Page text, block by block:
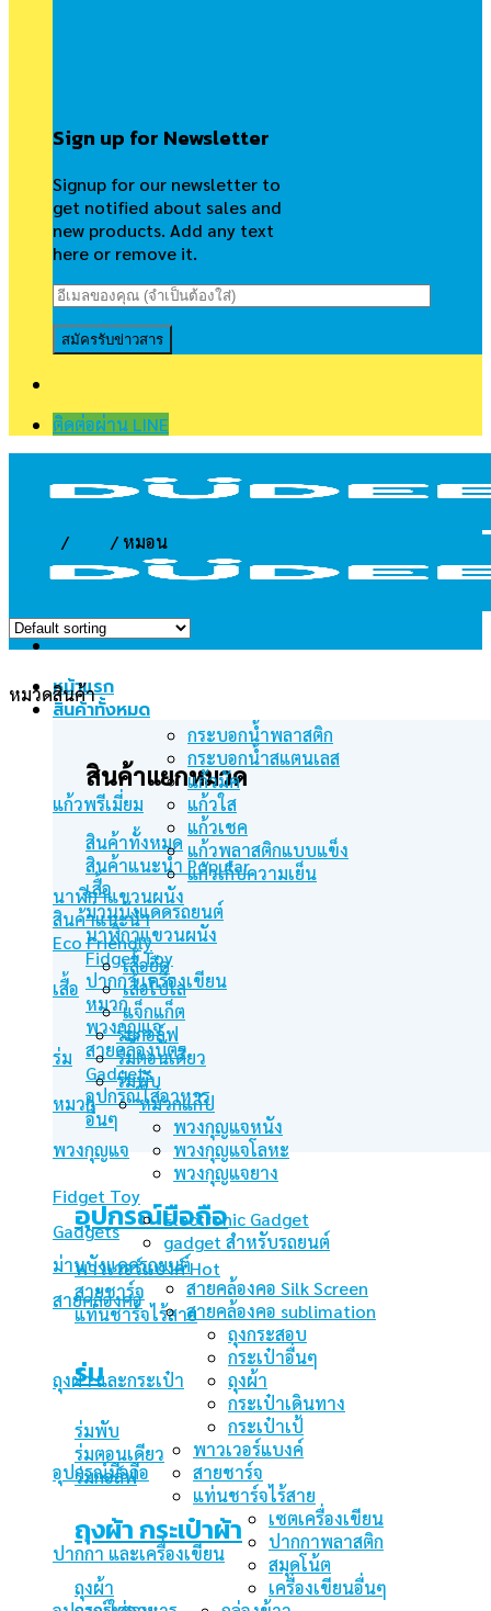
Sign up for Newsletter
Signup for our newsletter to
get notified about sales and
new products. Add any text
here or remove it.
ติดต่อผ่าน LINE
หน้าแรก
สินค้าทั้งหมด
สินค้าแยกหมวด
สินค้าทั้งหมด
สินค้าแนะนำ
เสื้อ
ม่านบังแดดรถยนต์
นาฬิกาแขวนผนัง
Fidget Toy
ปากกา เครื่องเขียน
หมวก
พวงกุญแจ
สายคล้องบัตร
Gadgets
อุปกรณ์ใส่อาหาร
อื่นๆ
อุปกรณ์มือถือ
พาวเวอร์แบงค์
สายชาร์จ
แท่นชาร์จไร้สาย
ร่ม
ร่มพับ
ร่มตอนเดียว
ร่มกอล์ฟ
ถุงผ้า กระเป๋าผ้า
ถุงผ้า
/ / หมอน
Filter
หมวดสินค้า
แก้วพรีเมี่ยม
กระบอกน้ำพลาสติก
กระบอกน้ำสแตนเลส
แก้วมัค
แก้วใส
แก้วเชค
แก้วพลาสติกแบบแข็ง
แก้วเก็บความเย็น
นาฬิกาแขวนผนัง
สินค้าแนะนำ
Eco Friendly
เสื้อ
เสื้อยืด
เสื้อโปโล
แจ็กแก็ต
ร่ม
ร่มกอล์ฟ
ร่มตอนเดียว
ร่มพับ
หมวก
หมวกแก๊ป
พวงกุญแจ
พวงกุญแจหนัง
พวงกุญแจโลหะ
พวงกุญแจยาง
Fidget Toy
Gadgets
Electronic Gadget
gadget สำหรับรถยนต์
ม่านบังแดดรถยนต์
สายคล้องคอ
สายคล้องคอ Silk Screen
สายคล้องคอ sublimation
ถุงผ้า และกระเป๋า
ถุงกระสอบ
กระเป๋าอื่นๆ
ถุงผ้า
กระเป๋าเดินทาง
กระเป๋าเป้
อุปกรณ์มือถือ
พาวเวอร์แบงค์
สายชาร์จ
แท่นชาร์จไร้สาย
ปากกา และเครื่องเขียน
เซตเครื่องเขียน
ปากกาพลาสติก
สมุดโน้ต
เครื่องเขียนอื่นๆ